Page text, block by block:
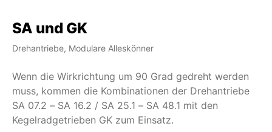
SA und GK
Drehantriebe, Modulare Alleskönner
Wenn die Wirkrichtung um 90 Grad gedreht werden
muss, kommen die Kombinationen der Drehantriebe
SA 07.2 – SA 16.2 / SA 25.1 – SA 48.1 mit den
Kegelradgetrieben GK zum Einsatz.